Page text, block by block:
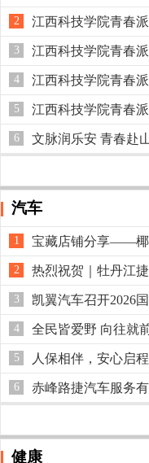
AIGC绘平安
2 江西科技学院青春
水藏危情
3 江西科技学院青春
林普法行
4 江西科技学院青春
等赴良缘
5 江西科技学院青春
心
6 文脉润乐安 青春赴
汽车
1 宝藏店铺分享——椰
守护爱车每一面
2 热烈祝贺｜牡丹江
3 凯翼汽车召开2026
深耕战略
4 全民皆爱野 向往就
XWD技术体验营圆满落
5 人保相伴，安心启
共启品质出行
6 赤峰路捷汽车服务
健康